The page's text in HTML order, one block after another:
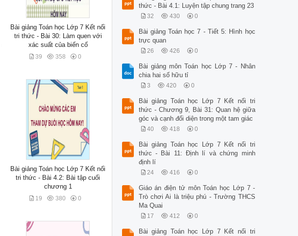
Bài giảng Toán học Lớp 7 Kết nối
tri thức - Bài 30: Làm quen với
xác suất của biến cố
39 358 0
Bài giảng Toán học Lớp 7 Kết nối
tri thức - Bài 4.2: Bài tập cuối
chương 1
19 380 0
thức - Bài 4.1: Luyện tập chung trang 23
32 430 0
Bài giảng Toán học 7 - Tiết 5: Hình học
trực quan
26 426 0
Bài giảng môn Toán học Lớp 7 - Nhân
chia hai số hữu tỉ
3 420 0
Bài giảng Toán học Lớp 7 Kết nối tri
thức - Chương 9, Bài 31: Quan hệ giữa
góc và cạnh đối diện trong một tam giác
40 418 0
Bài giảng Toán học Lớp 7 Kết nối tri
thức - Bài 11: Định lí và chứng minh
định lí
24 416 0
Giáo án điện tử môn Toán học Lớp 7 -
Trò chơi Ai là triệu phú - Trường THCS
Ma Quai
17 412 0
Bài giảng Toán học Lớp 7 Kết nối tri